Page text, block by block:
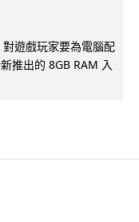
遊戲玩家要為電腦配
推出的 8GB RAM 入